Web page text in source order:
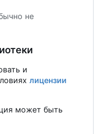
не
и
лицензии
может быть